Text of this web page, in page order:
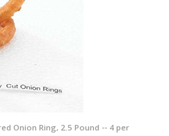
Onion Ring, 2.5 Pound -- 4 per